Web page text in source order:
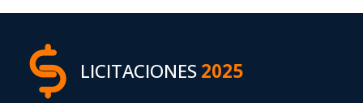
LICITACIONES2025